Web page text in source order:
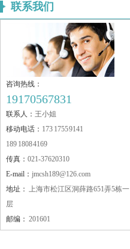
JMFA1820 铝型材护栏
JMKB80脚座
联系我们
咨询热线：
19170567831
联系人： 王小姐
移动电话： 173 1755 9141
189 1808 4169
传真： 021-37620310
E-mail： jmcsh189@126.com
地址： 上海市松江区洞薛路651弄5栋一
层
邮编： 201601